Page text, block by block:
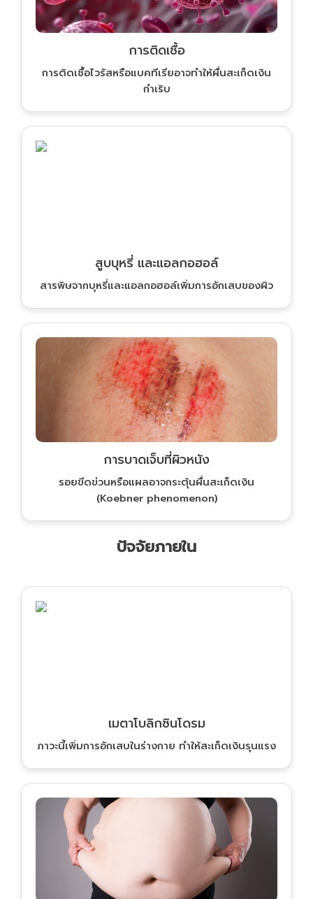
การติดเชื้อ
การติดเชื้อไวรัสหรือแบคทีเรียอาจทำให้ผื่นสะเก็ดเงิน
กำเริบ
สูบบุหรี่ และแอลกอฮอล์
สารพิษจากบุหรี่และแอลกอฮอล์เพิ่มการอักเสบของผิว
การบาดเจ็บที่ผิวหนัง
รอยขีดข่วนหรือแผลอาจกระตุ้นผื่นสะเก็ดเงิน
(Koebner phenomenon)
ปัจจัยภายใน
เมตาโบลิกซินโดรม
ภาวะนี้เพิ่มการอักเสบในร่างกาย ทำให้สะเก็ดเงินรุนแรง